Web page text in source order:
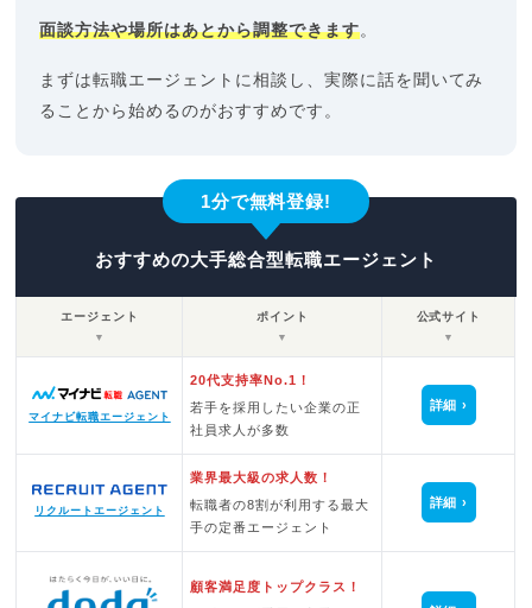
面談方法や場所はあとから調整できます。
まずは転職エージェントに相談し、実際に話を聞いてみ
ることから始めるのがおすすめです。
1分で無料登録!
おすすめの大手総合型転職エージェント
エージェント
▼
ポイント
▼
公式サイト
▼
マイナビ転職エージェント
20代支持率No.1！
若手を採用したい企業の正
社員求人が多数
詳細
リクルートエージェント
業界最大級の求人数！
転職者の8割が利用する最大
手の定番エージェント
詳細
顧客満足度トップクラス！